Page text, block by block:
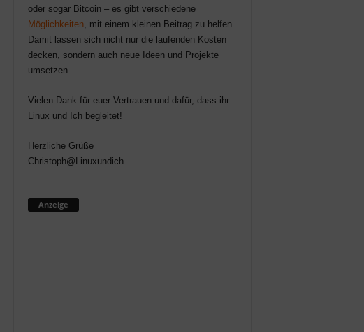
oder sogar Bitcoin – es gibt verschiedene
Möglichkeiten, mit einem kleinen Beitrag zu helfen.
Damit lassen sich nicht nur die laufenden Kosten
decken, sondern auch neue Ideen und Projekte
umsetzen.
Vielen Dank für euer Vertrauen und dafür, dass ihr
Linux und Ich begleitet!
Herzliche Grüße
Christoph@Linuxundich
Anzeige